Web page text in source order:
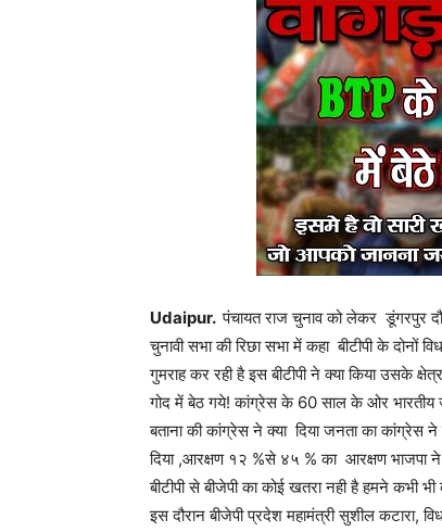
Udaipur.पंचायत राज चुनाव को लेकर डूंगरपुर
चुनावी सभा की रिछा सभा में कहा बीटीपी के दोनों
गुमराह कर रही है इस बीटीपी ने क्या किया उसके
गोद में बेठ गये! कांग्रेस के 60 साल के ओर भारतीय
बताना की कांग्रेस ने क्या दिया जनता का
दिया ,आरक्षण १२ %से ४५ % का आरक्षण भाजपा
बीटीपी से बीजेपी का कोई खतरा नही है हमने कभी
इस दौरान बीजेपी प्रदेश महामंत्री सुशील कटारा,